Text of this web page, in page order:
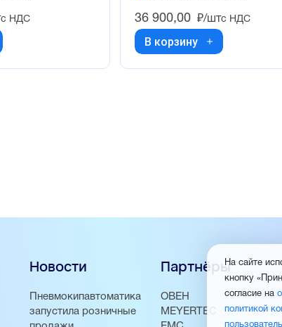
с НДС 36 900,00 ₽/штс НДС
В корзину
Новости
Пневмокипавтоматика
запустила розничные
Партнёры
ОВЕН
MEYERTEC
На сайте
кнопку
согласие на
политикой